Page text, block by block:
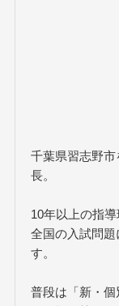
千葉県習志野
長。
10年以上の指
全国の入試問
す。
普段は「新・